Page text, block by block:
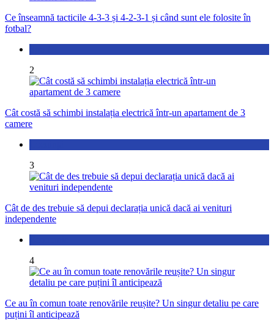
Ce înseamnă tacticile 4-3-3 și 4-2-3-1 și când sunt ele folosite în
fotbal?
2
Cât costă să schimbi instalația electrică într-un apartament de 3
camere
3
Cât de des trebuie să depui declarația unică dacă ai venituri
independente
4
Ce au în comun toate renovările reușite? Un singur detaliu pe care
puțini îl anticipează